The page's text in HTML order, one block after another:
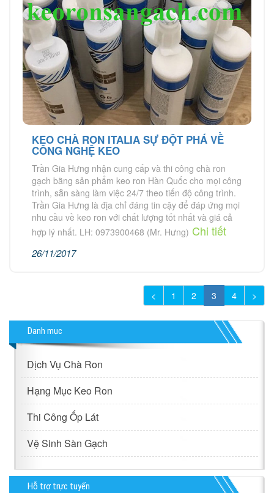
KEO CHÀ RON ITALIA SỰ ĐỘT PHÁ VỀ
CÔNG NGHỆ KEO
Trần Gia Hưng nhận cung cấp và thi công chà ron
gạch bằng sản phẩm keo ron Hàn Quốc cho mọi công
trình, sẵn sàng làm việc 24/7 theo tiến độ công trình.
Trần Gia Hưng là địa chỉ đáng tin cậy để đáp ứng mọi
nhu cầu về keo ron với chất lượng tốt nhất và giá cả
hợp lý nhất. LH: 0973900468 (Mr. Hưng) Chi tiết
26/11/2017
< 1 2 3 4 >
Danh mục
Dịch Vụ Chà Ron
Hạng Mục Keo Ron
Thi Công Ốp Lát
Vệ Sinh Sàn Gạch
Hỗ trợ trực tuyến